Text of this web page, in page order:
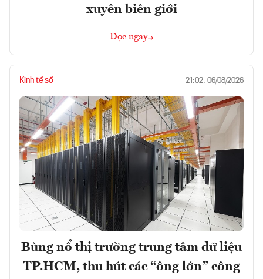
xuyên biên giới
Đọc ngay
Kinh tế số 21:02, 06/08/2026
Bùng nổ thị trường trung tâm dữ liệu
TP.HCM, thu hút các “ông lớn” công